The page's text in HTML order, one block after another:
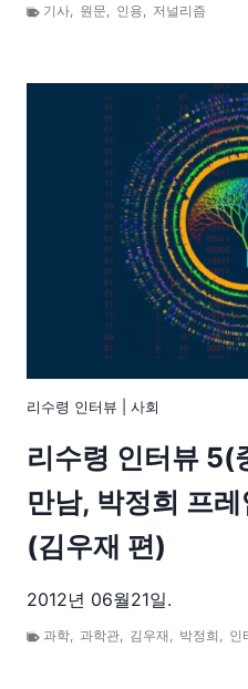
기사, 원문, 인용, 저널리즘
리수령 인터뷰 사회
리수령 인터뷰 5(
만남, 박정희 프
(김우재 편)
2012년 06월21일.
과학, 과학관, 김우재, 박정희 , 인